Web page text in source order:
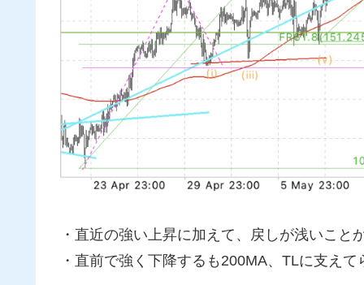
・直近の強い上昇に加えて、戻しが浅いこと
・直前で強く下降するも200MA、TLに支え